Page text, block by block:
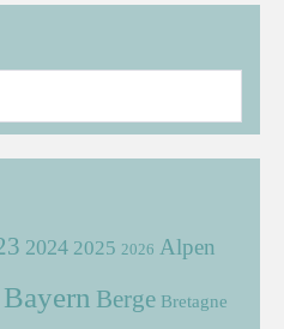
2024 2025 2026 Alpen
Bayern Berge Bretagne